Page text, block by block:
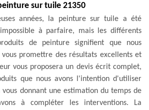
sur tuile 21350
années, la peinture sur tuile a été
à parfaire, mais les différents
de peinture signifient que nous
promettre des résultats excellents et
vous proposera un devis écrit complet,
que nous avons l'intention d'utiliser
donnant une estimation du temps de
à compléter les interventions. La